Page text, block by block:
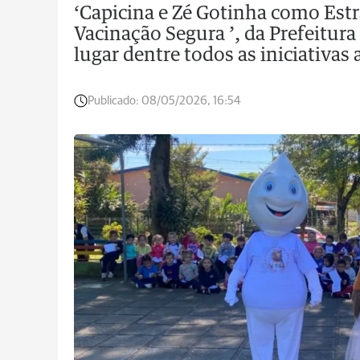
‘Capicina e Zé Gotinha como
Vacinação Segura ’, da
lugar dentre todos as iniciativas
Publicado: 08/05/2026, 16:54